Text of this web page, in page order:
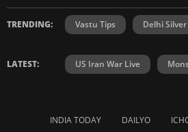
TRENDING: Vastu Tips Delhi
LATEST: US Iran War Live
INDIA TODAY DAILYO